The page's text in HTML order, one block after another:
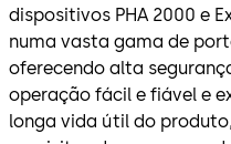
dispositivos PHA 2000 e
numa vasta gama de
oferecendo alta
operação fácil e fiável e
longa vida útil do